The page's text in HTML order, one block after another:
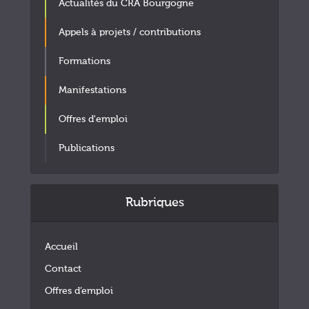
Actualités du CRA Bourgogne
Appels à projets / contributions
Formations
Manifestations
Offres d'emploi
Publications
Rubriques
Accueil
Contact
Offres d’emploi